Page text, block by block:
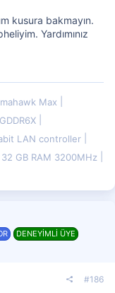
kusura bakmayın.
Yardımınız
Max
LAN controller
32 GB RAM 3200MHz
DENEYİMLİ ÜYE
#186